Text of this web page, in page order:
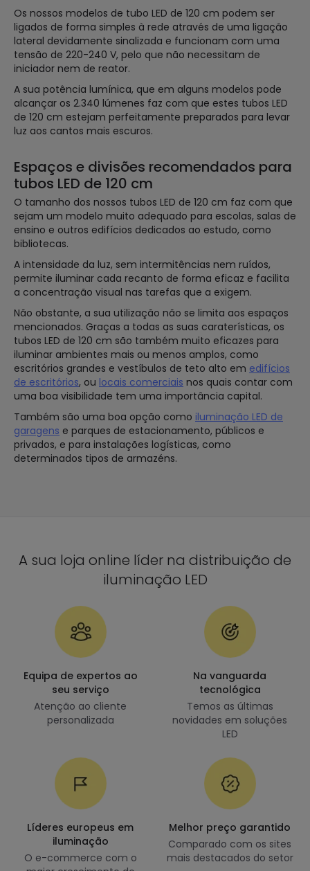
Os nossos modelos de tubo LED de 120 cm podem ser
ligados de forma simples à rede através de uma ligação
lateral devidamente sinalizada e funcionam com uma
tensão de 220-240 V, pelo que não necessitam de
iniciador nem de reator.
A sua potência lumínica, que em alguns modelos pode
alcançar os 2.340 lúmenes faz com que estes tubos LED
de 120 cm estejam perfeitamente preparados para levar
luz aos cantos mais escuros.
Espaços e divisões recomendados para
tubos LED de 120 cm
O tamanho dos nossos tubos LED de 120 cm faz com que
sejam um modelo muito adequado para escolas, salas de
ensino e outros edifícios dedicados ao estudo, como
bibliotecas.
A intensidade da luz, sem intermitências nem ruídos,
permite iluminar cada recanto de forma eficaz e facilita
a concentração visual nas tarefas que a exigem.
Não obstante, a sua utilização não se limita aos espaços
mencionados. Graças a todas as suas caraterísticas, os
tubos LED de 120 cm são também muito eficazes para
iluminar ambientes mais ou menos amplos, como
escritórios grandes e vestíbulos de teto alto em edifícios
de escritórios, ou locais comerciais nos quais contar com
uma boa visibilidade tem uma importância capital.
Também são uma boa opção como iluminação LED de
garagens e parques de estacionamento, públicos e
privados, e para instalações logísticas, como
determinados tipos de armazéns.
A sua loja online líder na distribuição de
iluminação LED
Equipa de expertos ao
seu serviço
Atenção ao cliente
personalizada
Na vanguarda
tecnológica
Temos as últimas
novidades em soluções
LED
Líderes europeus em
iluminação
O e-commerce com o
Melhor preço garantido
Comparado com os sites
mais destacados do setor